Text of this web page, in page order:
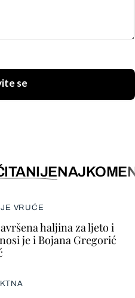
se
VRUĆE
haljina za ljeto i
je i Bojana Gregorić